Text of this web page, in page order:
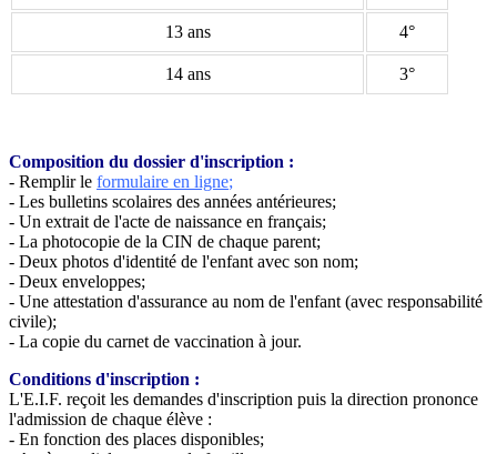
13 ans 4°
14 ans 3°
Composition du dossier d'inscription :
- Remplir le formulaire en ligne;
- Les bulletins scolaires des années antérieures;
- Un extrait de l'acte de naissance en français;
- La photocopie de la CIN de chaque parent;
- Deux photos d'identité de l'enfant avec son nom;
- Deux enveloppes;
- Une attestation d'assurance au nom de l'enfant (avec responsabilité
civile);
- La copie du carnet de vaccination à jour.
Conditions d'inscription :
L'E.I.F. reçoit les demandes d'inscription puis la direction prononce
l'admission de chaque élève :
- En fonction des places disponibles;